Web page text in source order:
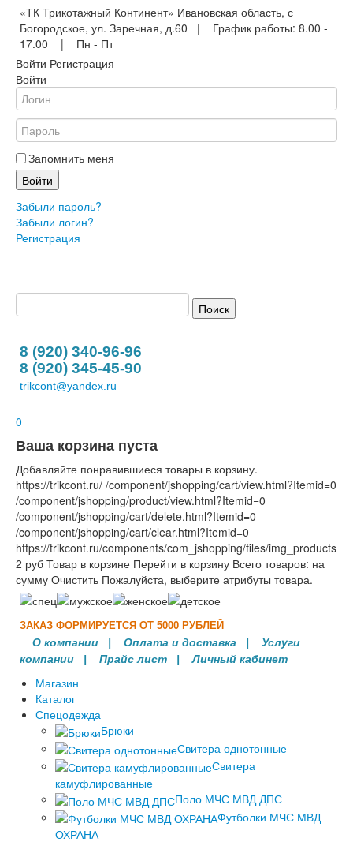
«ТК Трикотажный Континент» Ивановская область, с
Богородское, ул. Заречная, д.60 | График работы: 8.00 -
17.00 | Пн - Пт
Войти Регистрация
Войти
Запомнить меня
Войти
Забыли пароль?
Забыли логин?
Регистрация
8 (920) 340-96-96
8 (920) 345-45-90
trikcont@yandex.ru
0
Ваша корзина пуста
Добавляйте понравившиеся товары в корзину.
https://trikcont.ru/ /component/jshopping/cart/view.html?Itemid=0
/component/jshopping/product/view.html?Itemid=0
/component/jshopping/cart/delete.html?Itemid=0
/component/jshopping/cart/clear.html?Itemid=0
https://trikcont.ru/components/com_jshopping/files/img_products
2 руб Товар в корзине Перейти в корзину Всего товаров: на
сумму Очистить Пожалуйста, выберите атрибуты товара.
ЗАКАЗ ФОРМИРУЕТСЯ ОТ 5000 РУБЛЕЙ
О компании | Оплата и доставка | Услуги
компании | Прайс лист |Личный кабинет
Магазин
Каталог
Спецодежда
Брюки
Свитера однотонные
Свитера
камуфлированные
Поло МЧС МВД ДПС
Футболки МЧС МВД
ОХРАНА